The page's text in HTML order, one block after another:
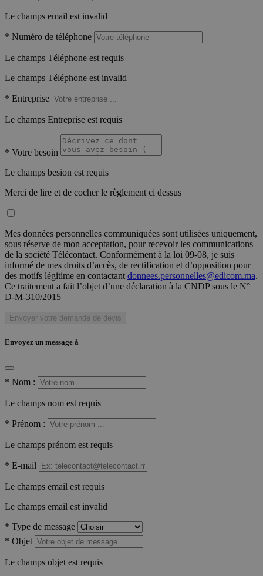
Le champs email est invalid
* Numéro de téléphone
Le champs Téléphone est requis
Le champs Téléphone est invalid
* Entreprise
Le champs Entreprise est requis
* Votre besoin
Le champs besion est requis
Merci de lire et de cocher le règlement ci dessus
Mes données personnelles communiquées sont utilisées uniquement,
sous réserve de mon acceptation, pour recevoir les communications
de la société Télécontact. Conformément à la loi 09-08, je suis
informé de mes droits d’accès, de rectification et d’opposition pour
des motifs légitime en contactant donnees.personnelles@edicom.ma.
Ce traitement a fait l’objet d’une déclaration à la CNDP sous le N°
D-M-310/2015
Envoyer votre demande de devis
Envoyez un message à
* Nom :
Le champs nom est requis
* Prénom :
Le champs prénom est requis
* E-mail
Le champs email est requis
Le champs email est invalid
* Type de message
* Objet
Le champs objet est requis